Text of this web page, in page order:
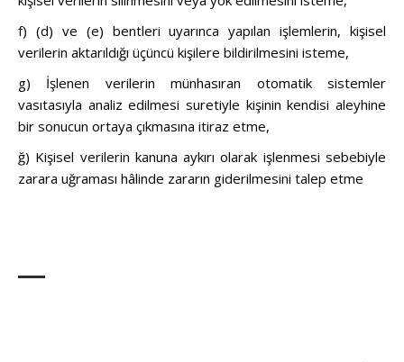
f) (d) ve (e) bentleri uyarınca yapılan işlemlerin, kişisel
verilerin aktarıldığı üçüncü kişilere bildirilmesini isteme,
g) İşlenen verilerin münhasıran otomatik sistemler
vasıtasıyla analiz edilmesi suretiyle kişinin kendisi aleyhine
bir sonucun ortaya çıkmasına itiraz etme,
ğ) Kişisel verilerin kanuna aykırı olarak işlenmesi sebebiyle
zarara uğraması hâlinde zararın giderilmesini talep etme